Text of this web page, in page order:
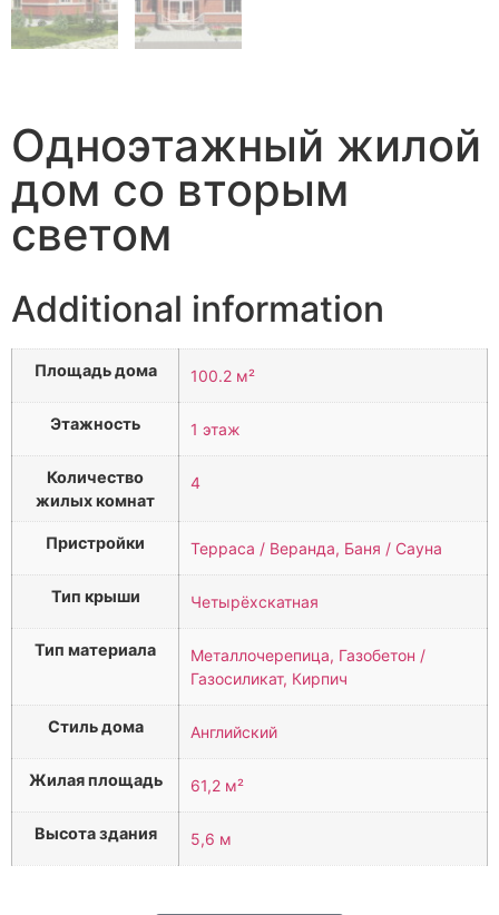
Одноэтажный жилой
дом со вторым
светом
Additional information
Площадь дома 100.2 м²
Этажность 1 этаж
Количество
жилых комнат
4
Пристройки Терраса / Веранда, Баня / Сауна
Тип крыши Четырёхскатная
Тип материала
Металлочерепица, Газобетон /
Газосиликат, Кирпич
Стиль дома Английский
Жилая площадь 61,2 м²
Высота здания 5,6 м